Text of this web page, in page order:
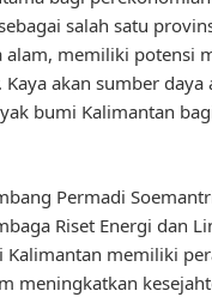
salah satu
alam, memiliki potensi
Kaya akan sumber
bumi Kalimantan
Permadi
Riset Energi dan
Kalimantan memiliki
meningkatkan